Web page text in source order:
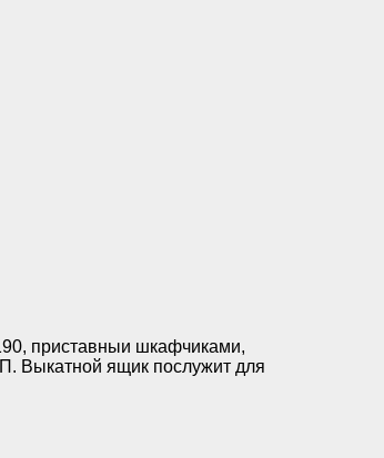
приставныи шкафчиками,
Выкатной ящик послужит для